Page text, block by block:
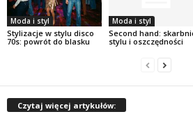
Moda i styl
Stylizacje w stylu disco
70s: powrót do blasku
Moda i styl
Second hand:
stylu i oszczędności
Czytaj więcej artykułów: